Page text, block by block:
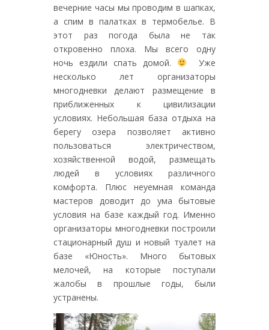
вечерние часы мы проводим в шапках,
а спим в палатках в термобелье. В
этот раз погода была не так
откровенно плоха. Мы всего одну
ночь ездили спать домой.
Уже
несколько лет организаторы
многодневки делают размещение в
приближенных к цивилизации
условиях. Небольшая база отдыха на
берегу озера позволяет активно
пользоваться электричеством,
хозяйственной водой, размещать
людей в условиях различного
комфорта. Плюс неуемная команда
мастеров доводит до ума бытовые
условия на базе каждый год. Именно
организаторы многодневки построили
стационарный душ и новый туалет на
базе «Юность». Много бытовых
мелочей, на которые поступали
жалобы в прошлые годы, были
устранены.